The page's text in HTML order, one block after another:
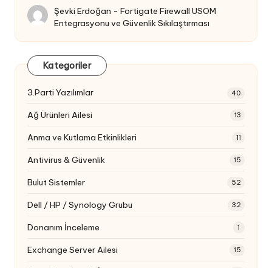
Şevki Erdoğan -Fortigate Firewall USOM
Entegrasyonu ve Güvenlik Sıkılaştırması
Kategoriler
3.Parti Yazılımlar 40
Ağ Ürünleri Ailesi 13
Anma ve Kutlama Etkinlikleri 11
Antivirus & Güvenlik 15
Bulut Sistemler 52
Dell / HP / Synology Grubu 32
Donanım İnceleme 1
Exchange Server Ailesi 15